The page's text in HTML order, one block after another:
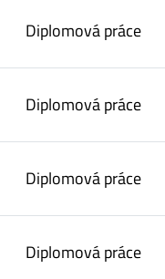
Diplomová práce
Diplomová práce
Diplomová práce
Diplomová práce